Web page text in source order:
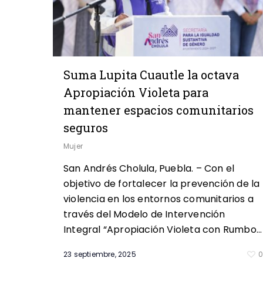
Suma Lupita Cuautle la octava
Apropiación Violeta para
mantener espacios comunitarios
seguros
Mujer
San Andrés Cholula, Puebla. – Con el
objetivo de fortalecer la prevención de la
violencia en los entornos comunitarios a
través del Modelo de Intervención
Integral “Apropiación Violeta con Rumbo…
23 septiembre, 2025 0